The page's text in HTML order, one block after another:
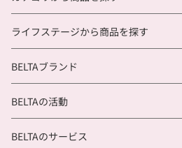
ライフステージから商品を探す
BELTAブランド
BELTAの活動
BELTAのサービス